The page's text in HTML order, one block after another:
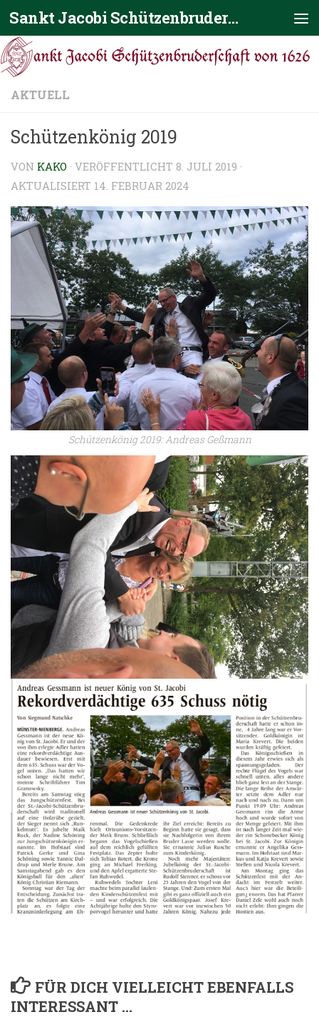
Zum Inhalt springen Sankt Jacobi Schützenbruderschaft von 1626
AKTUELL
Schützenkönig 2019
VON KAKO · VERÖFFENTLICHT 8. JULI 2019 ·
AKTUALISIERT 14. FEBRUAR 2024
Schützenkönig 2019: Andreas Geßmann
FÜR DICH VIELLEICHT EBENFALLS
INTERESSANT …